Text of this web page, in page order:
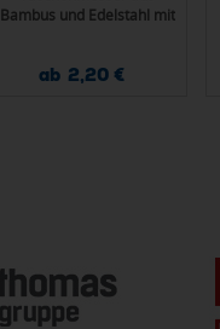
Bambus und Edelstahl mit
ab 2,20 €